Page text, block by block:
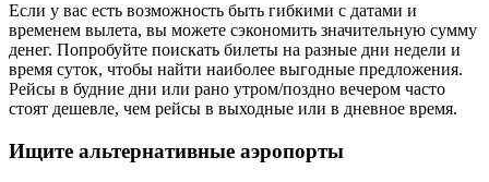
Если у вас есть возможность быть гибкими с датами и
временем вылета, вы можете сэкономить значительную сумму
денег. Попробуйте поискать билеты на разные дни недели и
время суток, чтобы найти наиболее выгодные предложения.
Рейсы в будние дни или рано утром/поздно вечером часто
стоят дешевле, чем рейсы в выходные или в дневное время.
Ищите альтернативные аэропорты